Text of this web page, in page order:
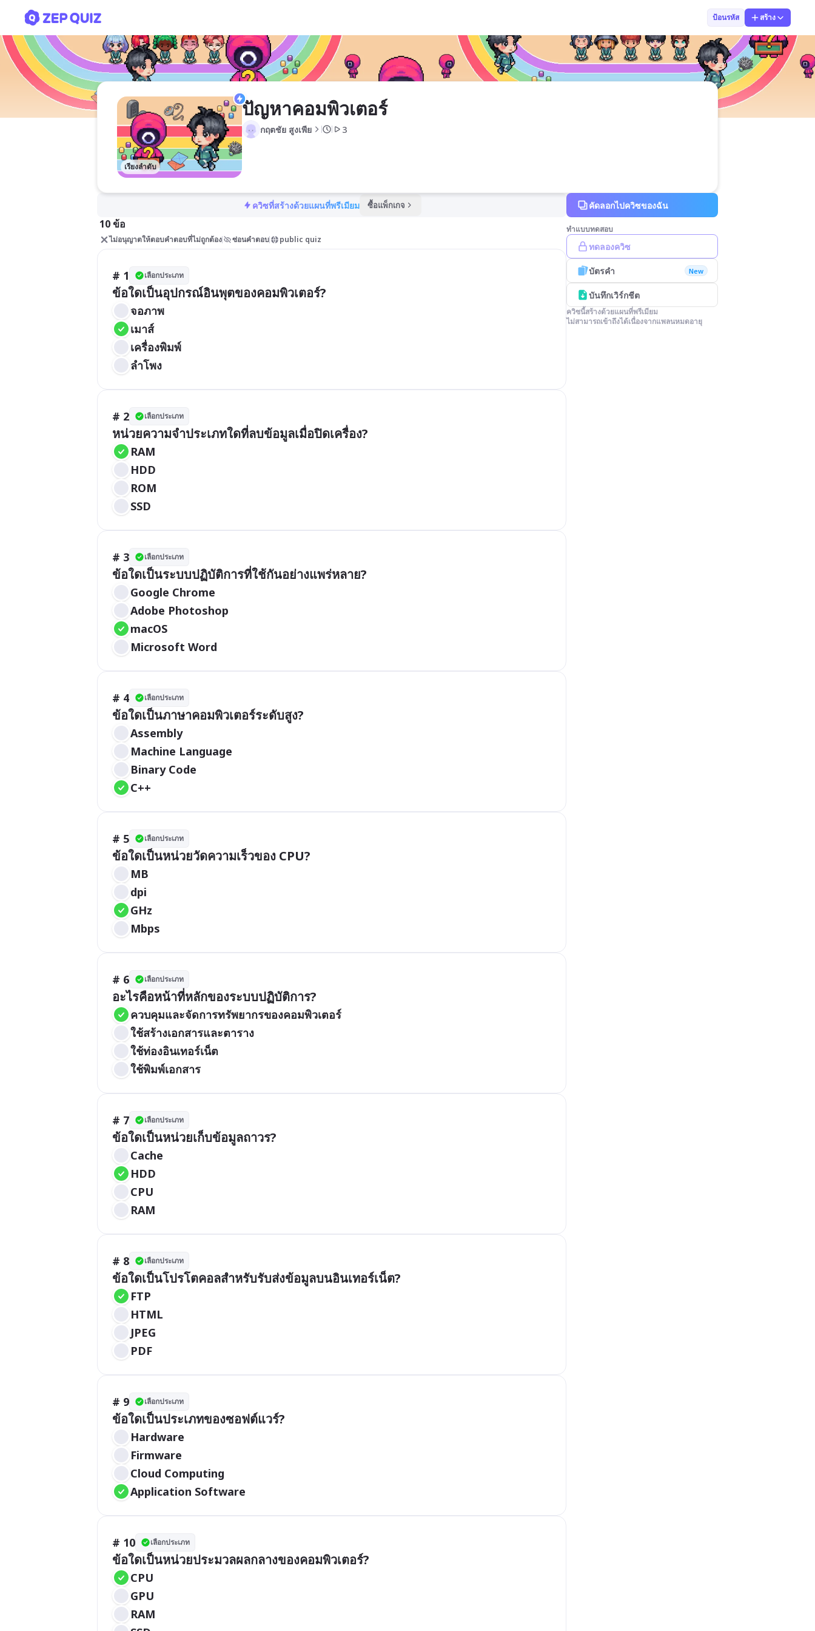
ป้อนรหัส สร้าง
เรียงลำดับ
ปัญหาคอมพิวเตอร์
กฤตชัย สูงเพีย 3
ควิซที่สร้างด้วยแผนที่พรีเมียม ซื้อแพ็กเกจ
10 ข้อ
ไม่อนุญาตให้ตอบคำตอบที่ไม่ถูกต้อง ซ่อนคำตอบ public quiz
# 1 เลือกประเภท
จอภาพ
เมาส์
เครื่องพิมพ์
ลำโพง
# 2 เลือกประเภท
หน่วยความจำประเภทใดที่ลบข้อมูลเมื่อปิดเครื่อง?
RAM
HDD
ROM
SSD
# 3 เลือกประเภท
ข้อใดเป็นระบบปฏิบัติการที่ใช้กันอย่างแพร่หลาย?
Google Chrome
Adobe Photoshop
macOS
Microsoft Word
# 4 เลือกประเภท
ข้อใดเป็นภาษาคอมพิวเตอร์ระดับสูง?
Assembly
Machine Language
Binary Code
C++
# 5 เลือกประเภท
ข้อใดเป็นหน่วยวัดความเร็วของ CPU?
MB
dpi
GHz
Mbps
# 6 เลือกประเภท
อะไรคือหน้าที่หลักของระบบปฏิบัติการ?
ควบคุมและจัดการทรัพยากรของคอมพิวเตอร์
ใช้สร้างเอกสารและตาราง
ใช้ท่องอินเทอร์เน็ต
ใช้พิมพ์เอกสาร
# 7 เลือกประเภท
ข้อใดเป็นหน่วยเก็บข้อมูลถาวร?
Cache
HDD
CPU
RAM
# 8 เลือกประเภท
ข้อใดเป็นโปรโตคอลสำหรับรับส่งข้อมูลบนอินเทอร์เน็ต?
FTP
HTML
JPEG
PDF
# 9 เลือกประเภท
Hardware
Firmware
Cloud Computing
Application Software
# 10 เลือกประเภท
CPU
GPU
RAM
คัดลอกไปควิซของฉัน
ทำแบบทดสอบ
ทดลองควิซ
บัตรคำ New
บันทึกเวิร์กชีต
ควิซนี้สร้างด้วยแผนที่พรีเมียม
ไม่สามารถเข้าถึงได้เนื่องจากแพลนหมดอายุ